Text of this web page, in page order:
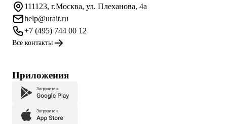
111123, г.Москва, ул. Плеханова, 4а
help@urait.ru
+7 (495) 744 00 12
Все контакты
Приложения